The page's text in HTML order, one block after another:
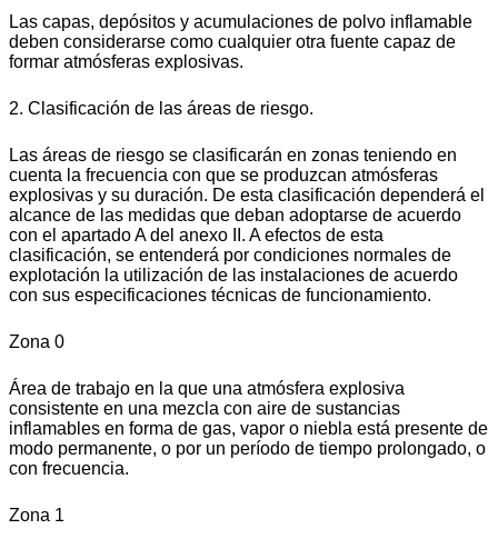
Las capas, depósitos y acumulaciones de polvo inflamable
deben considerarse como cualquier otra fuente capaz de
formar atmósferas explosivas.
2. Clasificación de las áreas de riesgo.
Las áreas de riesgo se clasificarán en zonas teniendo en
cuenta la frecuencia con que se produzcan atmósferas
explosivas y su duración. De esta clasificación dependerá el
alcance de las medidas que deban adoptarse de acuerdo
con el apartado A del anexo II. A efectos de esta
clasificación, se entenderá por condiciones normales de
explotación la utilización de las instalaciones de acuerdo
con sus especificaciones técnicas de funcionamiento.
Zona 0
Área de trabajo en la que una atmósfera explosiva
consistente en una mezcla con aire de sustancias
inflamables en forma de gas, vapor o niebla está presente de
modo permanente, o por un período de tiempo prolongado, o
con frecuencia.
Zona 1